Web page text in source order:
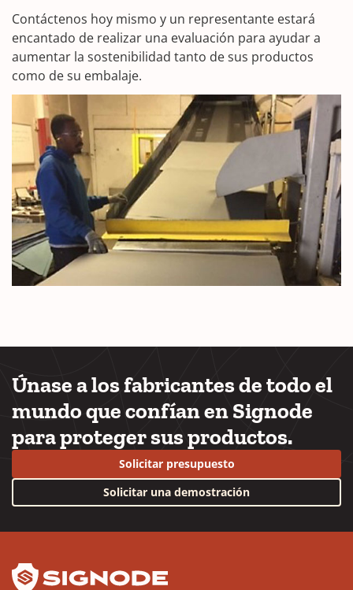
Contáctenos hoy mismo y un representante estará
encantado de realizar una evaluación para ayudar a
aumentar la sostenibilidad tanto de sus productos
como de su embalaje.
Únase a los fabricantes de todo el
mundo que confían en Signode
para proteger sus productos.
Solicitar presupuesto
Solicitar una demostración